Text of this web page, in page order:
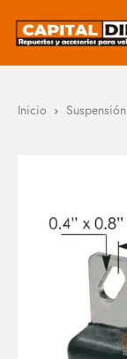
Inicio Suspensión